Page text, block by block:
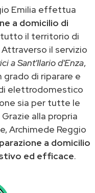
Emilia effettua
a domicilio di
il territorio di
Attraverso il servizio
a Sant'Ilario d'Enza,
grado di riparare e
elettrodomestico
sia per tutte le
alla propria
Archimede Reggio
a domicilio
ed efficace.